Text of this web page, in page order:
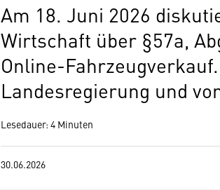
Am 18. Juni 2026
Wirtschaft über §57a,
Online-
Landesregierung und
Lesedauer: 4 Minuten
30.06.2026